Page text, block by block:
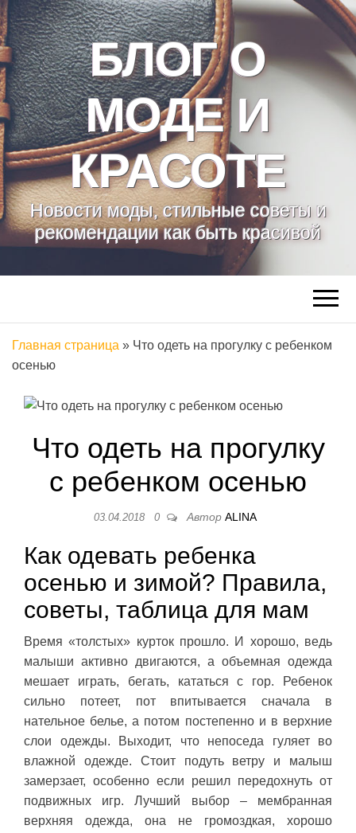
БЛОГ О
МОДЕ И
КРАСОТЕ
Новости моды, стильные советы и
рекомендации как быть красивой
Главная страница » Что одеть на прогулку с ребенком
осенью
Что одеть на прогулку
с ребенком осенью
03.04.2018 0 Автор ALINA
Как одевать ребенка
осенью и зимой? Правила,
советы, таблица для мам
Время «толстых» курток прошло. И хорошо, ведь
малыши активно двигаются, а объемная одежда
мешает играть, бегать, кататься с гор. Ребенок
сильно потеет, пот впитывается сначала в
нательное белье, а потом постепенно и в верхние
слои одежды. Выходит, что непоседа гуляет во
влажной одежде. Стоит подуть ветру и малыш
замерзает, особенно если решил передохнуть от
подвижных игр. Лучший выбор – мембранная
верхняя одежда, она не громоздкая, хорошо